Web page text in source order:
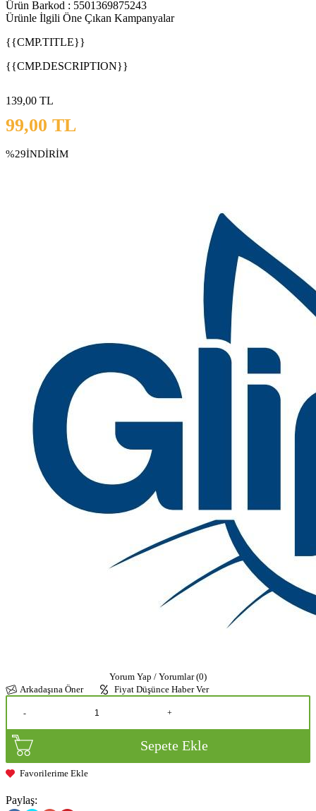
Ürün Barkod : 5501369875243
Ürünle İlgili Öne Çıkan Kampanyalar
{{CMP.TITLE}}
{{CMP.DESCRIPTION}}
139,00 TL
99,00 TL
%29İNDİRİM
Yorum Yap / Yorumlar (0)
Arkadaşına Öner
Fiyat Düşünce Haber Ver
- +
Sepete Ekle
Favorilerime Ekle
Paylaş: